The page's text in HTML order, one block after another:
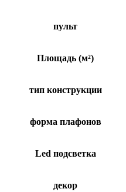
пульт
Площадь (м²)
тип конструкции
форма плафонов
Led подсветка
декор